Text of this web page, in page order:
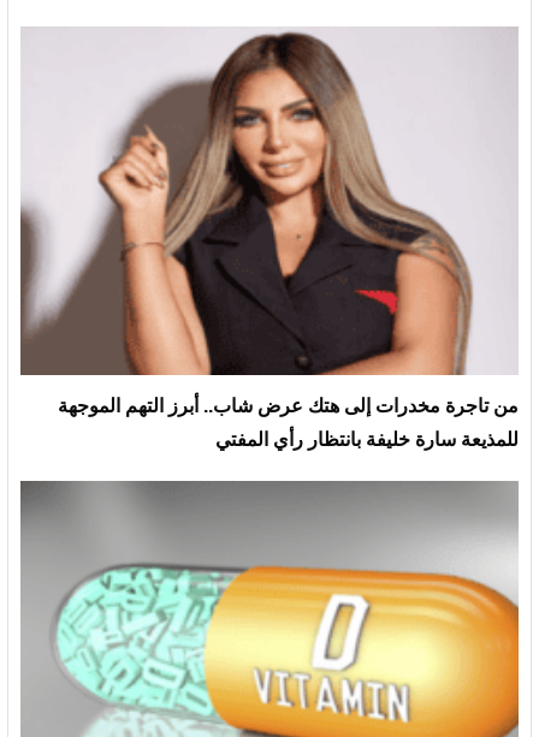
من تاجرة مخدرات إلى هتك عرض شاب.. أبرز التهم الموجهة
للمذيعة سارة خليفة بانتظار رأي المفتي